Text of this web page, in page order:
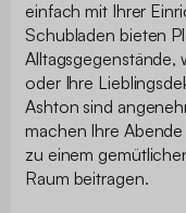
einfach mit Ihrer
Schubladen bieten
Alltagsgegenstände,
oder Ihre
Ashton sind
machen Ihre
zu einem
Raum beitragen.